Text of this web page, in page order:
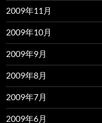
2009年11月
2009年10月
2009年9月
2009年8月
2009年7月
2009年6月